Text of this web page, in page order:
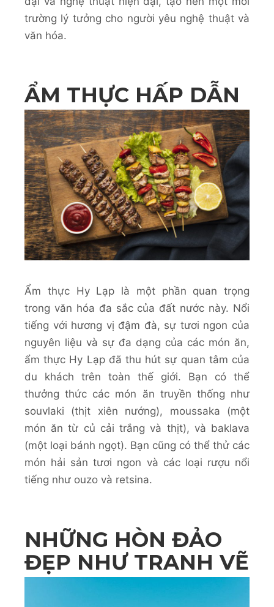
trường lý tưởng cho người yêu nghệ thuật và
văn hóa.
ẨM THỰC HẤP DẪN
Ẩm thực Hy Lạp là một phần quan trọng
trong văn hóa đa sắc của đất nước này. Nổi
tiếng với hương vị đậm đà, sự tươi ngon của
nguyên liệu và sự đa dạng của các món ăn,
ẩm thực Hy Lạp đã thu hút sự quan tâm của
du khách trên toàn thế giới. Bạn có thể
thưởng thức các món ăn truyền thống như
souvlaki (thịt xiên nướng), moussaka (một
món ăn từ củ cải trắng và thịt), và baklava
(một loại bánh ngọt). Bạn cũng có thể thử các
món hải sản tươi ngon và các loại rượu nổi
tiếng như ouzo và retsina.
NHỮNG HÒN ĐẢO
ĐẸP NHƯ TRANH VẼ